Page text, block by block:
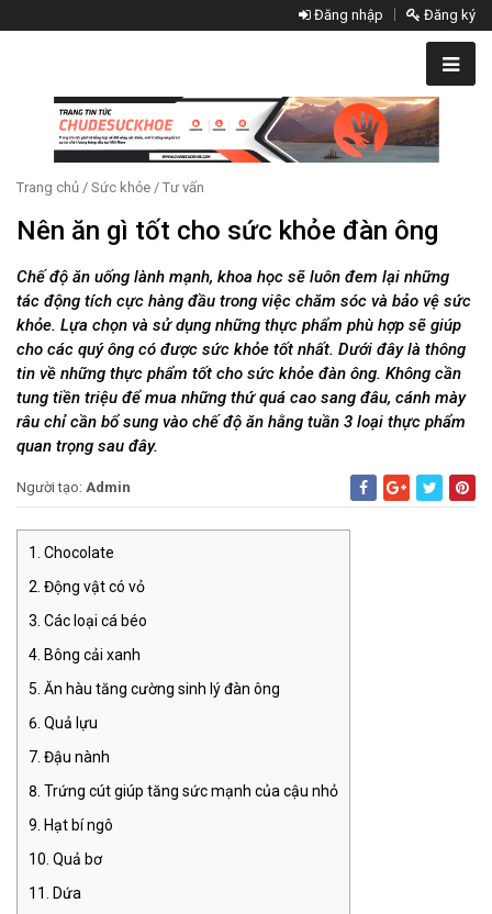
Đăng nhập Đăng ký
Trang chủ / Sức khỏe / Tư vấn
Nên ăn gì tốt cho sức khỏe đàn ông
Chế độ ăn uống lành mạnh, khoa học sẽ luôn đem lại những
tác động tích cực hàng đầu trong việc chăm sóc và bảo vệ sức
khỏe. Lựa chọn và sử dụng những thực phẩm phù hợp sẽ giúp
cho các quý ông có được sức khỏe tốt nhất. Dưới đây là thông
tin về những thực phẩm tốt cho sức khỏe đàn ông. Không cần
tung tiền triệu để mua những thứ quá cao sang đâu, cánh mày
râu chỉ cần bổ sung vào chế độ ăn hằng tuần 3 loại thực phẩm
quan trọng sau đây.
Người tạo: Admin
Chocolate
Động vật có vỏ
Các loại cá béo
Bông cải xanh
Ăn hàu tăng cường sinh lý đàn ông
Quả lựu
Đậu nành
Trứng cút giúp tăng sức mạnh của cậu nhỏ
Hạt bí ngô
Quả bơ
Dứa